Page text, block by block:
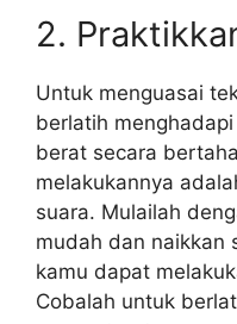
2.
Untuk menguasai
berlatih
berat secara
melakukannya
suara. Mulailah
mudah dan naikkan
kamu dapat
Cobalah untuk